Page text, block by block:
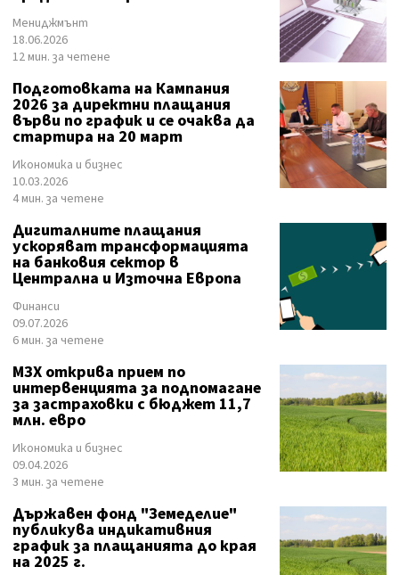
Мениджмънт
18.06.2026
12 мин. за четене
Подготовката на Кампания
2026 за директни плащания
върви по график и се очаква да
стартира на 20 март
Икономика и бизнес
10.03.2026
4 мин. за четене
Дигиталните плащания
ускоряват трансформацията
на банковия сектор в
Централна и Източна Европа
Финанси
09.07.2026
6 мин. за четене
МЗХ открива прием по
интервенцията за подпомагане
за застраховки с бюджет 11,7
млн. евро
Икономика и бизнес
09.04.2026
3 мин. за четене
Държавен фонд "Земеделие"
публикува индикативния
график за плащанията до края
на 2025 г.